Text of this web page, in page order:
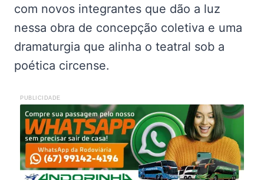
com novos integrantes que dão a luz
nessa obra de concepção coletiva e uma
dramaturgia que alinha o teatral sob a
poética circense.
PUBLICIDADE